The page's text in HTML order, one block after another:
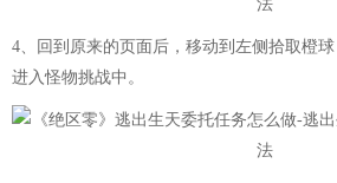
4、回到原来的页面后，移动到左侧拾取橙
进入怪物挑战中。